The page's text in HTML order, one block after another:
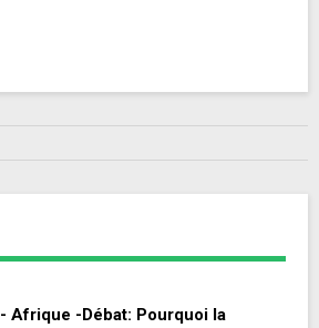
- Afrique -Débat: Pourquoi la